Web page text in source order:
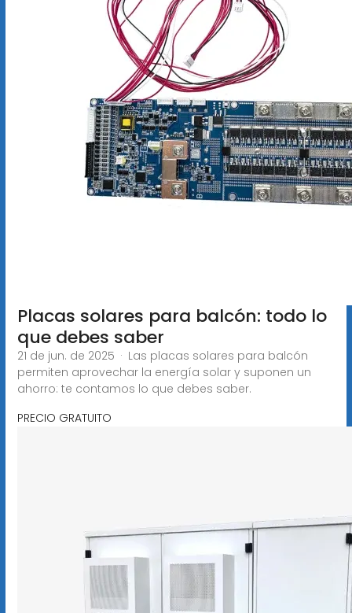
Placas solares para balcón: todo lo
que debes saber
21 de jun. de 2025 · Las placas solares para balcón
permiten aprovechar la energía solar y suponen un
ahorro: te contamos lo que debes saber.
PRECIO GRATUITO